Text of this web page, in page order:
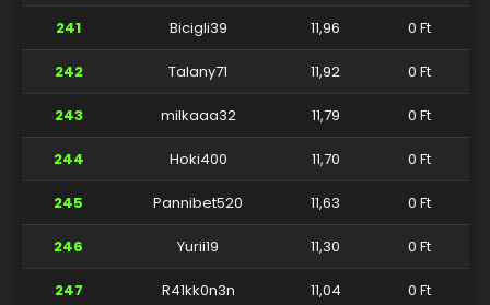
241 Bicigli39 11,96 0 Ft
242 Talany71 11,92 0 Ft
243 milkaaa32 11,79 0 Ft
244 Hoki400 11,70 0 Ft
245 Pannibet520 11,63 0 Ft
246 Yurii19 11,30 0 Ft
247 R41kk0n3n 11,04 0 Ft